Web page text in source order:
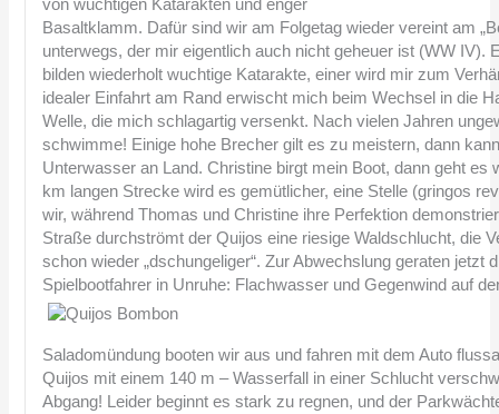
von wuchtigen Katarakten und enger
Basaltklamm. Dafür sind wir am Folgetag wieder vereint am
unterwegs, der mir eigentlich auch nicht geheuer ist (WW IV).
bilden wiederholt wuchtige Katarakte, einer wird mir zum
idealer Einfahrt am Rand erwischt mich beim Wechsel in die
Welle, die mich schlagartig versenkt. Nach vielen Jahren
schwimme! Einige hohe Brecher gilt es zu meistern, dann
Unterwasser an Land. Christine birgt mein Boot, dann geht es
km langen Strecke wird es gemütlicher, eine Stelle (gringos
wir, während Thomas und Christine ihre Perfektion
Straße durchströmt der Quijos eine riesige Waldschlucht, die
schon wieder „dschungeliger“. Zur Abwechslung geraten jetzt
Spielbootfahrer in Unruhe: Flachwasser und Gegenwind auf
Saladomündung booten wir aus und fahren mit dem Auto
Quijos mit einem 140 m – Wasserfall in einer Schlucht
Abgang! Leider beginnt es stark zu regnen, und der